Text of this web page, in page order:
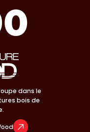
dans le
bois de